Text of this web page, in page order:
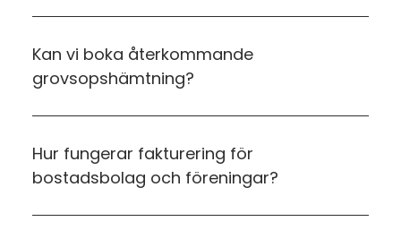
Kan vi boka återkommande
grovsopshämtning?
Hur fungerar fakturering för
bostadsbolag och föreningar?